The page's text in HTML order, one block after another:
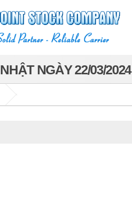
NGÀY 22/03/2024